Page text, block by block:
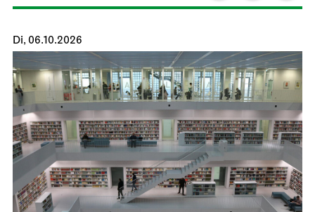
Di, 06.10.2026